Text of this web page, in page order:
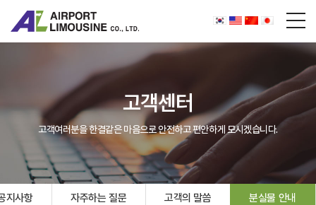
고객센터
고객여러분을 한결같은 마음으로 안전하고 편안하게 모시겠습니다.
지사항 자주하는 질문 고객의 말씀 분실물 안내